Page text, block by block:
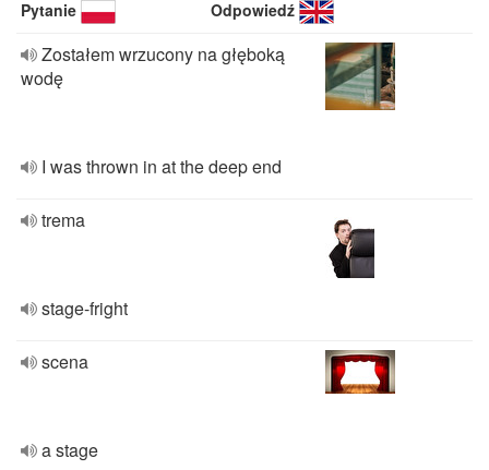
Pytanie Odpowiedź
Zostałem wrzucony na głęboką
wodę
I was thrown in at the deep end
trema
stage-fright
scena
a stage